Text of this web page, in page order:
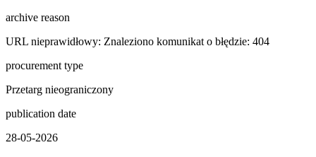
archive reason
URL nieprawidłowy: Znaleziono komunikat o błędzie: 404
procurement type
Przetarg nieograniczony
publication date
28-05-2026